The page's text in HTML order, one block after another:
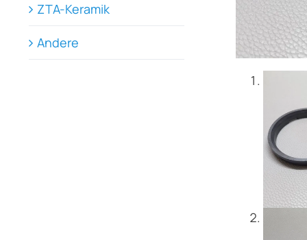
ZTA-Keramik
Andere